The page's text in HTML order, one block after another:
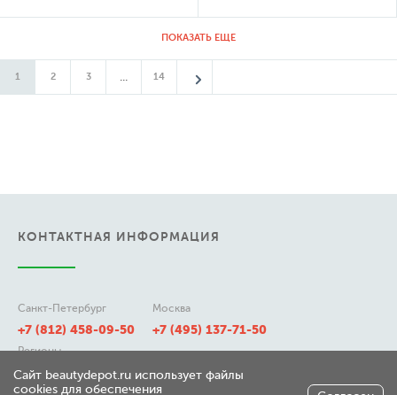
ПОКАЗАТЬ ЕЩЕ
1 2 3 ... 14
КОНТАКТНАЯ ИНФОРМАЦИЯ
Санкт-Петербург
+7 (812) 458-09-50
Москва
+7 (495) 137-71-50
Регионы
8 (800) 511-21-50
Сайт beautydepot.ru использует файлы
cookies для обеспечения